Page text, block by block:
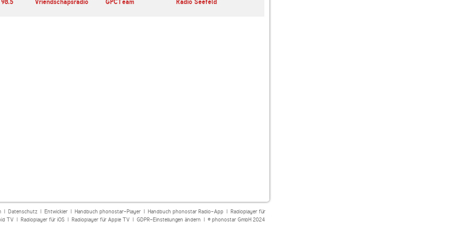
Vriendschapsradio GPCTeam Radio Seefeld
| Datenschutz| Entwickler| Handbuch phonostar-Player| Handbuch phonostar Radio-App| Radioplayer für
TV| Radioplayer für iOS| Radioplayer für Apple TV| GDPR-Einstellungen ändern | © phonostar GmbH 2024